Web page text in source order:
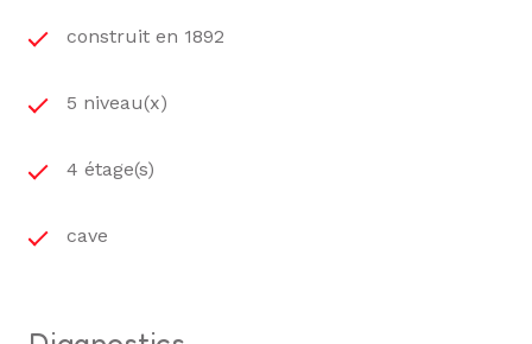
construit en 1892
5 niveau(x)
4 étage(s)
cave